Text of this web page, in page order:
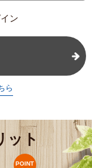
ン
ら
ット
POINT